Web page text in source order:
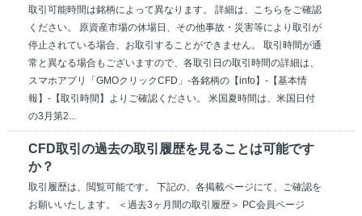
取引可能時間は銘柄によって異なります。 詳細は、こちらをご確認
ください。 原資産市場の休場日、その他事故・災害等により取引が
停止されている場合、お取引することができません。 取引時間が通
常と異なる場合もございますので、各取引日の取引時間の詳細は、
スマホアプリ「GMOクリックCFD」-各銘柄の【info】-【基本情
報】-【取引時間】よりご確認ください。 米国夏時間は、米国日付
の3月第2...
CFD取引の過去の取引履歴を見ることは可能です
か？
取引履歴は、閲覧可能です。 下記の、各掲載ページにて、ご確認を
お願いいたします。 ＜過去3ヶ月間の取引履歴＞ PC会員ページ